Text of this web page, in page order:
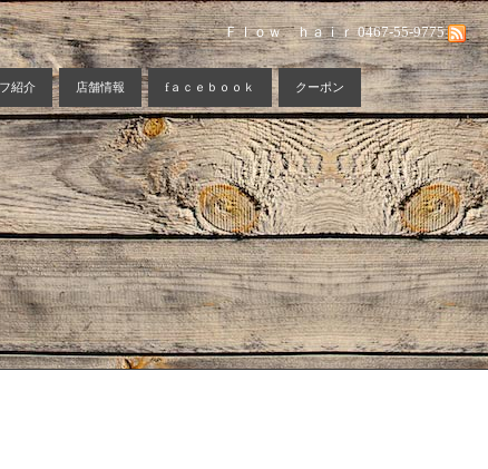
Ｆｌｏｗ ｈａｉｒ 0467-55-9775
紹介 店舗情報 fａｃｅｂｏｏｋ クーポン